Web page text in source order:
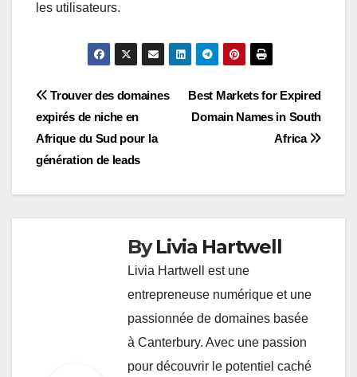
les utilisateurs.
Post
navigation
Best Markets for Expired
Domain Names in South
Africa
Trouver des domaines
expirés de niche en
Afrique du Sud pour la
génération de leads
ByLivia Hartwell
Livia Hartwell est une
entrepreneuse numérique et une
passionnée de domaines basée
à Canterbury. Avec une passion
pour découvrir le potentiel caché